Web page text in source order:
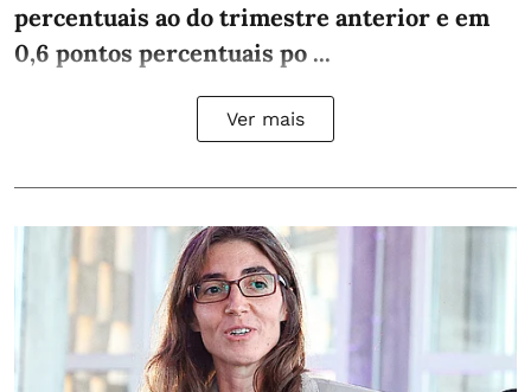
percentuais ao do trimestre anterior e em
0,6 pontos percentuais po ...
Ver mais